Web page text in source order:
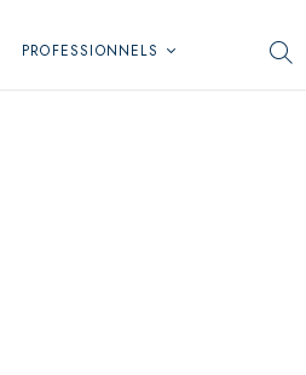
PROFESSIONNELS